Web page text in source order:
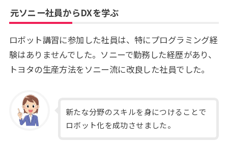
元ソニー社員からDXを学ぶ
ロボット講習に参加した社員は、特にプログラミング経
験はありませんでした。ソニーで勤務した経歴があり、
トヨタの生産方法をソニー流に改良した社員でした。
新たな分野のスキルを身につけることで
ロボット化を成功させました。